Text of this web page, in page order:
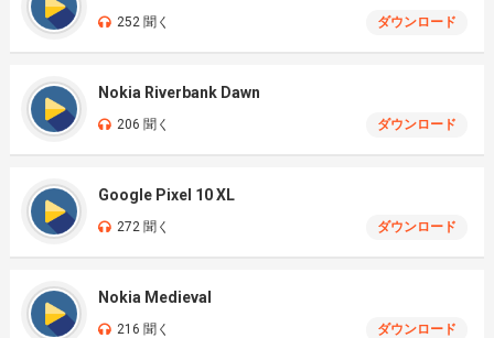
252 聞く ダウンロード
Nokia Riverbank Dawn
206 聞く ダウンロード
Google Pixel 10 XL
272 聞く ダウンロード
Nokia Medieval
216 聞く ダウンロード